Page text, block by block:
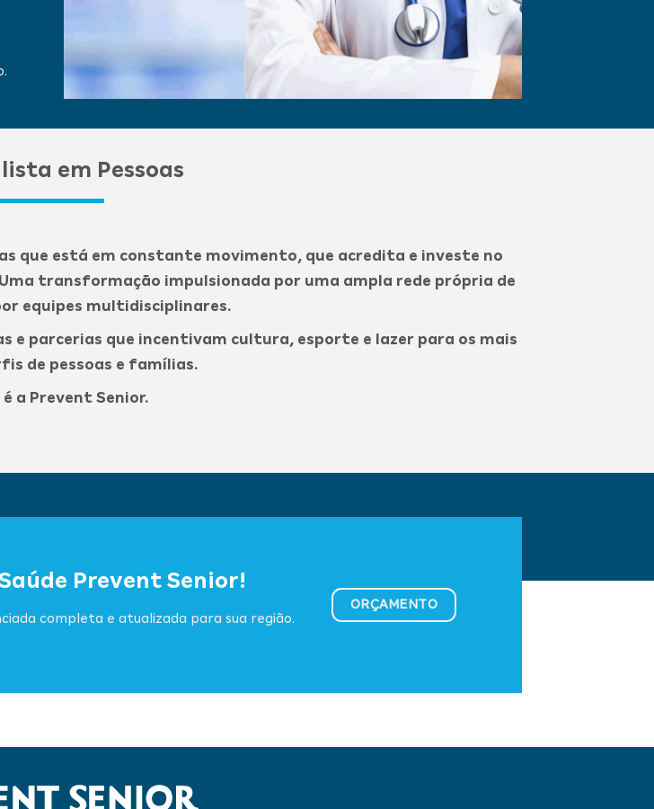
em Pessoas
que está em constante movimento, que acredita e investe no
transformação impulsionada por uma ampla rede própria de
equipes multidisciplinares.
e parcerias que incentivam cultura, esporte e lazer para os mais
de pessoas e famílias.
a Prevent Senior.
Prevent Senior!
completa e atualizada para sua região.
ORÇAMENTO